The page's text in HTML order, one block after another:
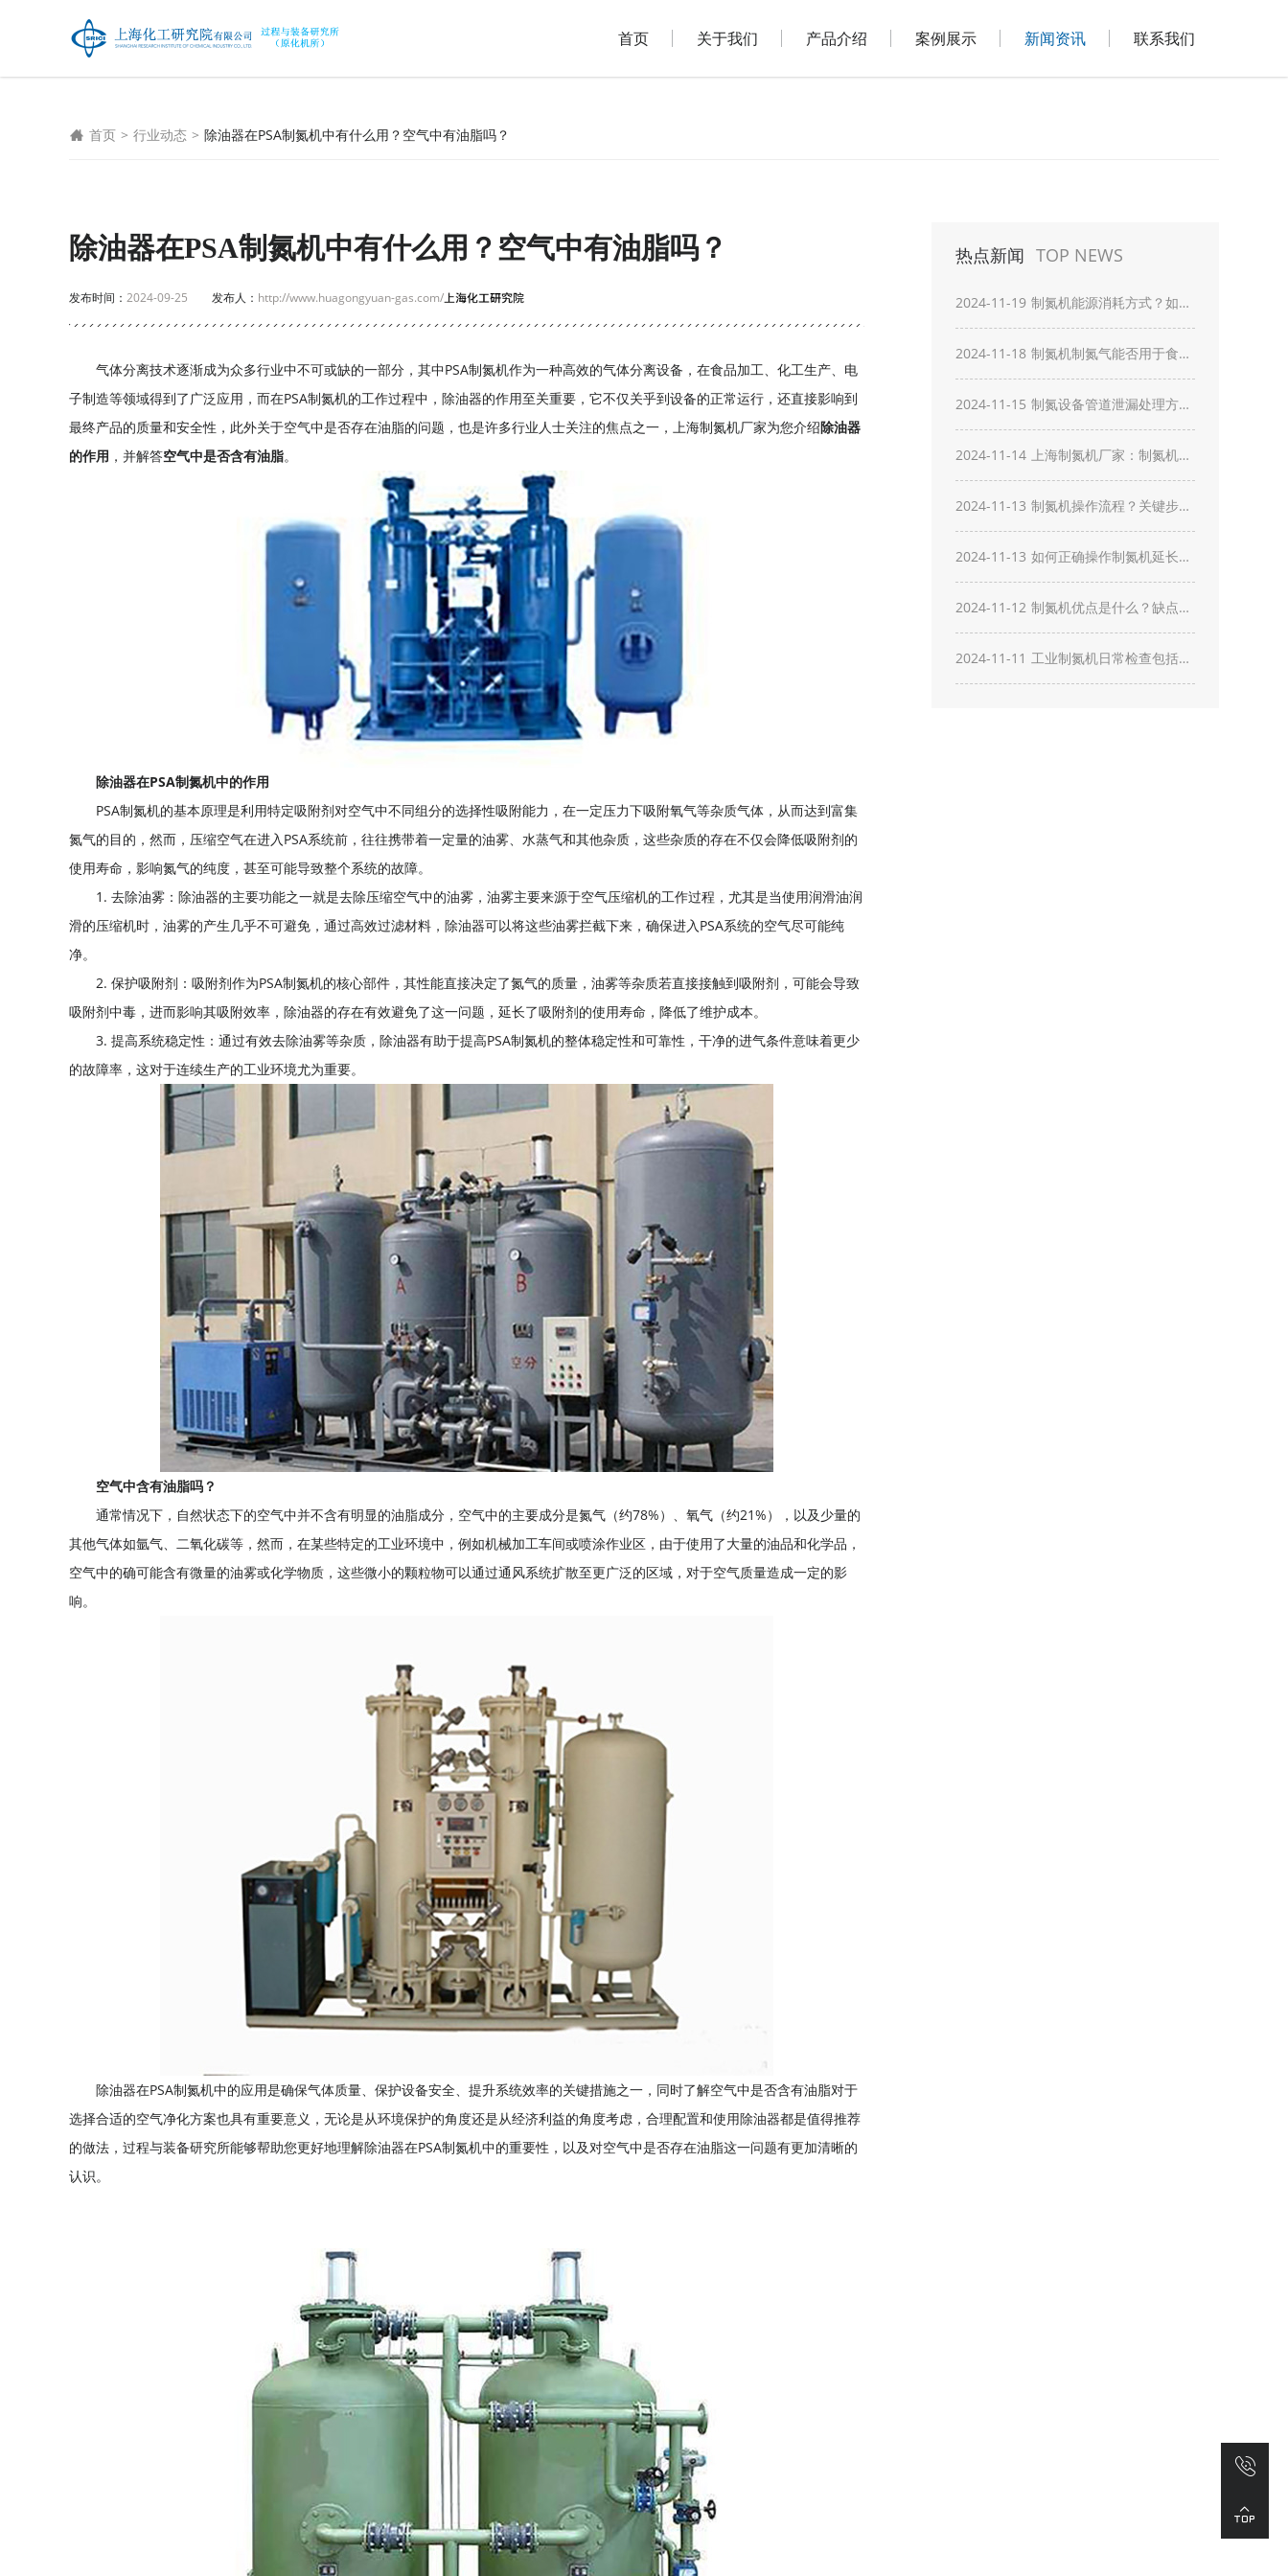
首页 关于我们 产品介绍 案例展示 新闻资讯 联系我们
首页 > 行业动态 > 除油器在PSA制氮机中有什么用？空气中有油脂吗？
除油器在PSA制氮机中有什么用？空气中有油脂吗？
发布时间： 2024-09-25 发布人： http://www.huagongyuan-gas.com/
气体分离技术逐渐成为众多行业中不可或缺的一部分，其中PSA制氮机作为一种高效的气体分离设备，在食品加工、化工生产、电
子制造等领域得到了广泛应用，而在PSA制氮机的工作过程中，除油器的作用至关重要，它不仅关乎到设备的正常运行，还直接影响到
最终产品的质量和安全性，此外关于空气中是否存在油脂的问题，也是许多行业人士关注的焦点之一， 上海制氮机厂家为您介绍除油器
的作用 ，并解答空气中是否含有油脂。
除油器在PSA制氮机中的作用
PSA制氮机的基本原理是利用特定吸附剂对空气中不同组分的选择性吸附能力，在一定压力下吸附氧气等杂质气体，从而达到富集
氮气的目的，然而，压缩空气在进入PSA系统前，往往携带着一定量的油雾、水蒸气和其他杂质，这些杂质的存在不仅会降低吸附剂的
使用寿命，影响氮气的纯度，甚至可能导致整个系统的故障。
1. 去除油雾：除油器的主要功能之一就是去除压缩空气中的油雾，油雾主要来源于空气压缩机的工作过程，尤其是当使用润滑油润
滑的压缩机时，油雾的产生几乎不可避免，通过高效过滤材料，除油器可以将这些油雾拦截下来，确保进入PSA系统的空气尽可能纯
净。
2. 保护吸附剂：吸附剂作为PSA制氮机的核心部件，其性能直接决定了氮气的质量，油雾等杂质若直接接触到吸附剂，可能会导致
吸附剂中毒，进而影响其吸附效率，除油器的存在有效避免了这一问题，延长了吸附剂的使用寿命，降低了维护成本。
3. 提高系统稳定性：通过有效去除油雾等杂质，除油器有助于提高PSA制氮机的整体稳定性和可靠性，干净的进气条件意味着更少
的故障率，这对于连续生产的工业环境尤为重要。
空气中含有油脂吗？
通常情况下，自然状态下的空气中并不含有明显的油脂成分，空气中的主要成分是氮气（约78%）、氧气（约21%），以及少量的
其他气体如氩气、二氧化碳等，然而，在某些特定的工业环境中，例如机械加工车间或喷涂作业区，由于使用了大量的油品和化学品，
空气中的确可能含有微量的油雾或化学物质，这些微小的颗粒物可以通过通风系统扩散至更广泛的区域，对于空气质量造成一定的影
响。
除油器在PSA制氮机中的应用是确保气体质量、保护设备安全、提升系统效率的关键措施之一，同时了解空气中是否含有油脂对于
选择合适的空气净化方案也具有重要意义，无论是从环境保护的角度还是从经济利益的角度考虑，合理配置和使用除油器都是值得推荐
的做法，过程与装备研究所能够帮助您更好地理解除油器在PSA制氮机中的重要性，以及对空气中是否存在油脂这一问题有更加清晰的
认识。
热点新闻 TOP NEWS
2024-11-19 制氮机能源消耗方式？如何
优化提高能效？
2024-11-18 制氮机制氮气能否用于食品
行业？应用注意事项？
2024-11-15 制氮设备管道泄漏处理方
法？制氮机厂家介绍安全快
速修复措施？
2024-11-14 上海制氮机厂家：制氮机生
产高纯度氮气原理？关键控
制因素？
2024-11-13 制氮机操作流程？关键步骤
有哪些？
2024-11-13 如何正确操作制氮机延长寿
命？操作注意事项有哪些？
2024-11-12 制氮机优点是什么？缺点有
哪些？
2024-11-11 工业制氮机日常检查包括什